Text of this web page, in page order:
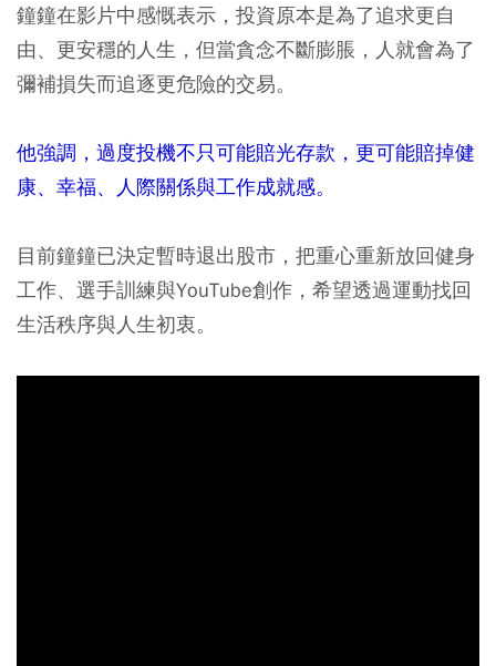
鐘鐘在影片中感慨表示，投資原本是為了追求更自
由、更安穩的人生，但當貪念不斷膨脹，人就會為了
彌補損失而追逐更危險的交易。
他強調，過度投機不只可能賠光存款，更可能賠掉健
康、幸福、人際關係與工作成就感。
目前鐘鐘已決定暫時退出股市，把重心重新放回健身
工作、選手訓練與YouTube創作，希望透過運動找回
生活秩序與人生初衷。